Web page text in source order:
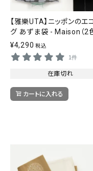
【雅樂UTA】ニッポンのエ
グ あずま袋 - Maison（2色
¥4,290 税込
1件
在庫切れ
カートに入れる